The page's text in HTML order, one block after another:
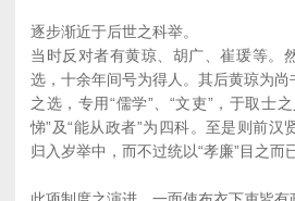
逐步渐近于后世之科举。
当时反对者有黄琼、胡广、崔瑗等。
选，十余年间号为得人。其后黄琼为
之选，专用“儒学”、“文吏”，于取士
悌”及“能从政者”为四科。至是则前汉
归入岁举中，而不过统以“孝廉”目之而